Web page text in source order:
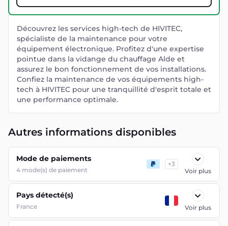
Découvrez les services high-tech de HIVITEC,
spécialiste de la maintenance pour votre
équipement électronique. Profitez d'une expertise
pointue dans la vidange du chauffage Alde et
assurez le bon fonctionnement de vos installations.
Confiez la maintenance de vos équipements high-
tech à HIVITEC pour une tranquillité d'esprit totale et
une performance optimale.
Autres informations disponibles
Mode de paiements
4 mode(s) de paiement
+3
Voir plus
Pays détecté(s)
France Voir plus